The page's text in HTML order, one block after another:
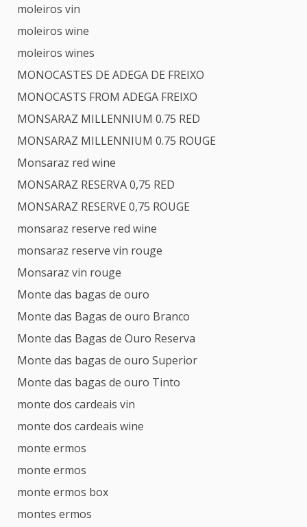
moleiros vin
moleiros wine
moleiros wines
MONOCASTES DE ADEGA DE FREIXO
MONOCASTS FROM ADEGA FREIXO
MONSARAZ MILLENNIUM 0.75 RED
MONSARAZ MILLENNIUM 0.75 ROUGE
Monsaraz red wine
MONSARAZ RESERVA 0,75 RED
MONSARAZ RESERVE 0,75 ROUGE
monsaraz reserve red wine
monsaraz reserve vin rouge
Monsaraz vin rouge
Monte das bagas de ouro
Monte das Bagas de ouro Branco
Monte das Bagas de Ouro Reserva
Monte das bagas de ouro Superior
Monte das bagas de ouro Tinto
monte dos cardeais vin
monte dos cardeais wine
monte ermos
monte ermos
monte ermos box
montes ermos